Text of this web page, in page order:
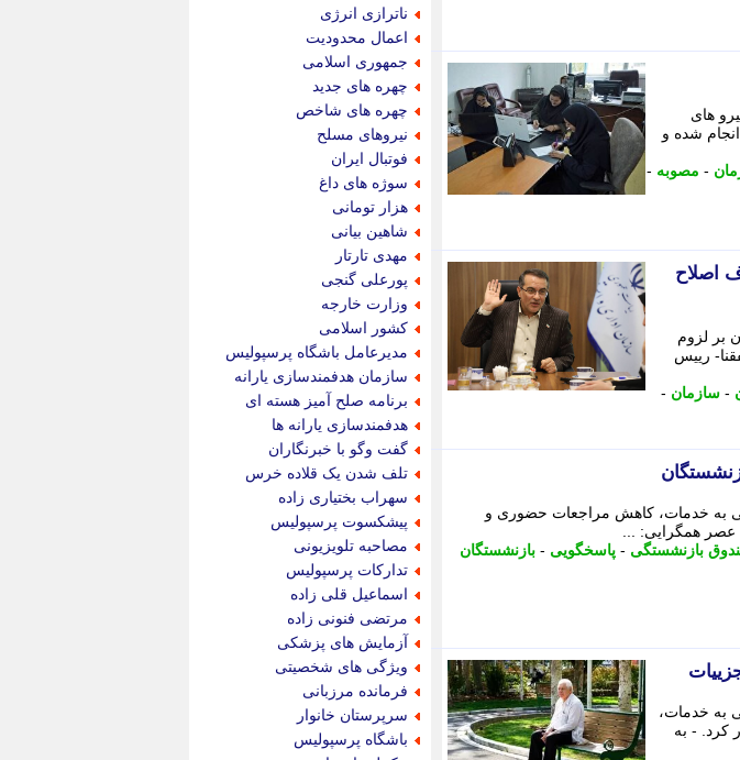
های
شده و
- مصوبه -
اصلاح
بر لزوم
رییس
- سازمان -
به خدمات، کاهش مراجعات حضوری و
بازنشستگی - پاسخگویی - بازنشستگان
به خدمات،
در سامانه 2500 آغاز به کار کرد. - به
ناترازی انرژی
اعمال محدودیت
جمهوری اسلامی
چهره های جدید
چهره های شاخص
نیروهای مسلح
فوتبال ایران
سوژه های داغ
هزار تومانی
شاهین بیانی
مهدی تارتار
پورعلی گنجی
وزارت خارجه
کشور اسلامی
مدیرعامل باشگاه پرسپولیس
سازمان هدفمندسازی یارانه
برنامه صلح آمیز هسته ای
هدفمندسازی یارانه ها
گفت وگو با خبرنگاران
تلف شدن یک قلاده خرس
سهراب بختیاری زاده
پیشکسوت پرسپولیس
مصاحبه تلویزیونی
تدارکات پرسپولیس
اسماعیل قلی زاده
مرتضی فنونی زاده
آزمایش های پزشکی
ویژگی های شخصیتی
فرمانده مرزبانی
سرپرستان خانوار
باشگاه پرسپولیس